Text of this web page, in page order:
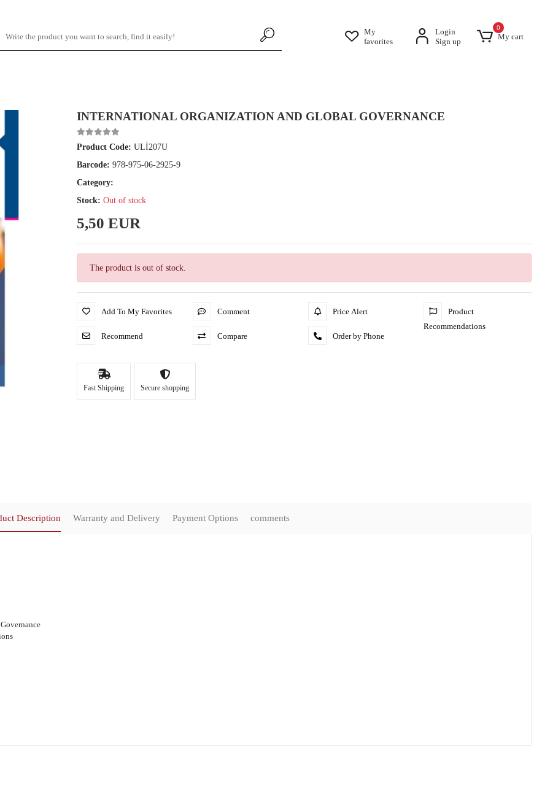
My
favorites
Login
Sign up
0
My cart
INTERNATIONAL ORGANIZATION AND GLOBAL GOVERNANCE
Product Code:ULİ207U
Barcode:978-975-06-2925-9
Category:
Stock:Out of stock
5,50 EUR
The product is out of stock.
Add To My Favorites
Recommend
Comment
Compare
Price Alert
Order by Phone
Product
Recommendations
Fast Shipping Secure shopping
Description Warranty and Delivery Payment Options comments